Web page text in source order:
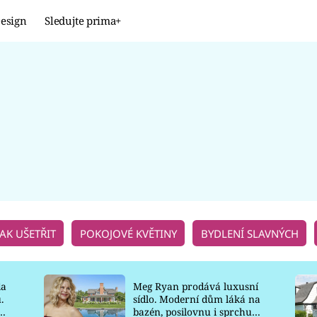
Sledujte prima+
UŠETŘIT POKOJOVÉ KVĚTINY BYDLENÍ SLAVNÝCH
Meg Ryan prodává luxusní
sídlo. Moderní dům láká na
bazén, posilovnu i sprchu